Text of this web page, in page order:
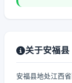
关于安福县
安福县地处江西